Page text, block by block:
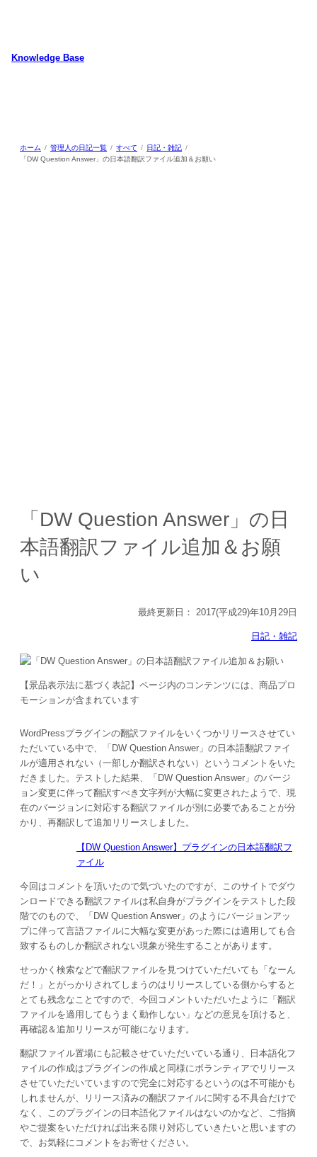
スKnowledge Base
ホーム 管理人の日記一覧 すべて
日記・雑記
「DW Question Answer」の日本語翻訳ファイル追加＆お願い
「DW Question Answer」の日
本語翻訳ファイル追加＆お願
い
最終更新日： 2017(平成29)年10月29日
日記・雑記
【景品表示法に基づく表記】ページ内のコンテンツには、商品プロ
モーションが含まれています
WordPressプラグインの翻訳ファイルをいくつかリリースさせてい
ただいている中で、「DW Question Answer」の日本語翻訳ファイ
ルが適用されない（一部しか翻訳されない）というコメントをいた
だきました。テストした結果、「DW Question Answer」のバージ
ョン変更に伴って翻訳すべき文字列が大幅に変更されたようで、現
在のバージョンに対応する翻訳ファイルが別に必要であることが分
かり、再翻訳して追加リリースしました。
【DW Question Answer】プラグインの日本語翻訳フ
ァイル
今回はコメントを頂いたので気づいたのですが、このサイトでダウ
ンロードできる翻訳ファイルは私自身がプラグインをテストした段
階でのもので、「DW Question Answer」のようにバージョンアッ
プに伴って言語ファイルに大幅な変更があった際には適用しても合
致するものしか翻訳されない現象が発生することがあります。
せっかく検索などで翻訳ファイルを見つけていただいても「なーん
だ！」とがっかりされてしまうのはリリースしている側からすると
とても残念なことですので、今回コメントいただいたように「翻訳
ファイルを適用してもうまく動作しない」などの意見を頂けると、
再確認＆追加リリースが可能になります。
翻訳ファイル置場にも記載させていただいている通り、日本語化フ
ァイルの作成はプラグインの作成と同様にボランティアでリリース
させていただいていますので完全に対応するというのは不可能かも
しれませんが、リリース済みの翻訳ファイルに関する不具合だけで
なく、このプラグインの日本語化ファイルはないのかなど、ご指摘
やご提案をいただければ出来る限り対応していきたいと思いますの
で、お気軽にコメントをお寄せください。